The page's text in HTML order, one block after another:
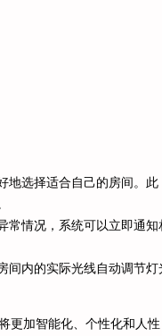
地选择适合自己的房间。此
常情况，系统可以立即通知
间内的实际光线自动调节灯
更加智能化、个性化和人性